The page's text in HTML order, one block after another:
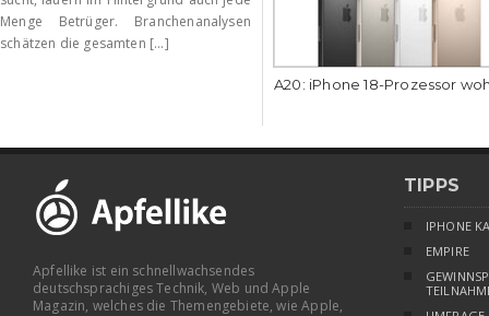
Menge Betrüger. Branchenanalysen
schätzen die gesamten [...]
A20: iPhone 18-Prozessor
Apfellike ist ein schnellwachsendes
deutschsprachiges Technik, Web und Apple
Magazin, welches die Themengebiete, wie Apple,
TIPPS
IPHONE
EMPIRE